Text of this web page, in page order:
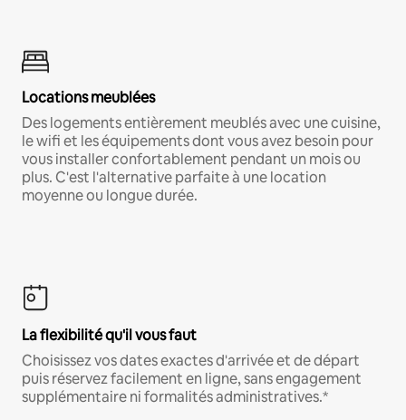
Locations meublées
Des logements entièrement meublés avec une cuisine,
le wifi et les équipements dont vous avez besoin pour
vous installer confortablement pendant un mois ou
plus. C'est l'alternative parfaite à une location
moyenne ou longue durée.
La flexibilité qu'il vous faut
Choisissez vos dates exactes d'arrivée et de départ
puis réservez facilement en ligne, sans engagement
supplémentaire ni formalités administratives.*